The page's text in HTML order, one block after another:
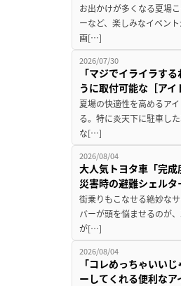
お出かけが多くなる夏場
ーなど、楽しみなイベン
画[…]
2026/07/30
「マジでイライラす
うに取付可能な［ア
夏場の快適性を高めるア
る。特に炎天下に駐車し
な[…]
2026/08/04
大人気トヨタ車「完
災害時の避難シェルタ
街乗りもこなせる絶妙な
バーが頭を悩ませるのが
が[…]
2026/08/04
「コレめっちゃいい
ーしてくれる便利なア